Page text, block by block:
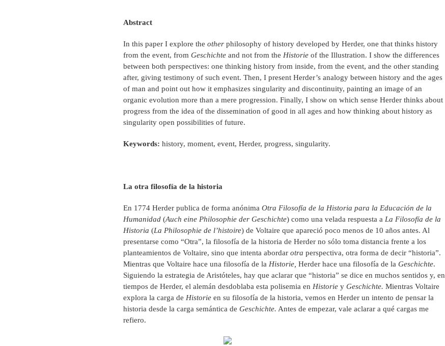
Abstract
In this paper I explore the other philosophy of history developed by Herder, one that thinks history
from the event, from Geschichte and not from the Historie of the Illustration. I show the differences
between both perspectives: one thinking history from inside, from the event, and the other standing
after, giving testimony of such event. Then, I present Herder’s analogy between history and the ages
of man and point out how it emphasizes singularity and discontinuity, painting an image of an
organic evolution more than a mere progression. Finally, I show on which sense Herder thinks about
progress from the idea of the dissemination of good in all ages and how thinking about history as
singularity open possibilities of future.
Keywords: history, moment, event, Herder, progress, singularity.
La otra filosofía de la historia
En 1774 Herder publica de forma anónima Otra Filosofía de la Historia para la Educación de la
Humanidad (Auch eine Philosophie der Geschichte) como una velada respuesta a La Filosofía de la
Historia (La Philosophie de l’histoire) de Voltaire que apareció poco menos de 10 años antes. Al
presentarse como “Otra”, la filosofía de la historia de Herder no sólo toma distancia frente a los
planteamientos de Voltaire, sino que intenta abordar otra perspectiva, otra forma de decir “historia”.
Mientras que Voltaire hace una filosofía de la Historie, Herder hace una filosofía de la Geschichte.
Siguiendo la estrategia de Aristóteles, hay que aclarar que “historia” se dice en muchos sentidos y, en
tiempos de Herder, el alemán desdoblaba esta polisemia en Historie y Geschichte. Mientras Voltaire
explora la carga de Historie en su filosofía de la historia, vemos en Herder un intento de pensar la
historia desde la carga semántica de Geschichte. Antes de empezar, vale aclarar a qué cargas me
refiero.